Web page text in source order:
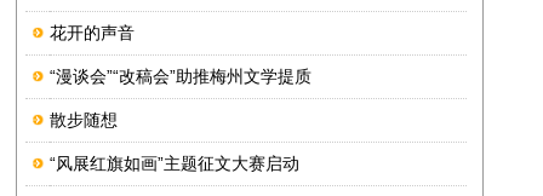
花开的声音
“漫谈会”“改稿会”助推梅州文学提质
散步随想
“风展红旗如画”主题征文大赛启动